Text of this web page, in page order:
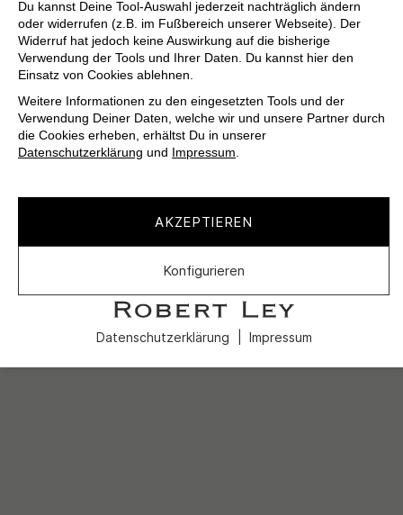
Du kannst Deine Tool-Auswahl jederzeit nachträglich ändern
oder widerrufen (z.B. im Fußbereich unserer Webseite). Der
Widerruf hat jedoch keine Auswirkung auf die bisherige
Verwendung der Tools und Ihrer Daten. Du kannst hier den
Einsatz von Cookies ablehnen.
Weitere Informationen zu den eingesetzten Tools und der
Verwendung Deiner Daten, welche wir und unsere Partner durch
die Cookies erheben, erhältst Du in unserer
Datenschutzerklärung und Impressum.
AKZEPTIEREN
Konfigurieren
Datenschutzerklärung Impressum